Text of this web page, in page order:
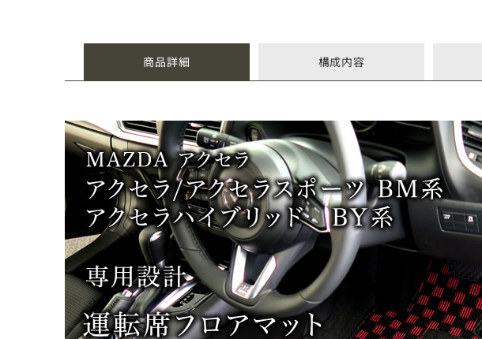
商品詳細 構成内容